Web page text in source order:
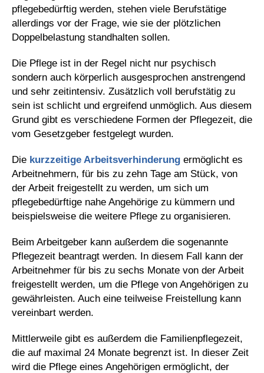
pflegebedürftig werden, stehen viele Berufstätige
allerdings vor der Frage, wie sie der plötzlichen
Doppelbelastung standhalten sollen.
Die Pflege ist in der Regel nicht nur psychisch
sondern auch körperlich ausgesprochen anstrengend
und sehr zeitintensiv. Zusätzlich voll berufstätig zu
sein ist schlicht und ergreifend unmöglich. Aus diesem
Grund gibt es verschiedene Formen der Pflegezeit, die
vom Gesetzgeber festgelegt wurden.
Die kurzzeitige Arbeitsverhinderung ermöglicht es
Arbeitnehmern, für bis zu zehn Tage am Stück, von
der Arbeit freigestellt zu werden, um sich um
pflegebedürftige nahe Angehörige zu kümmern und
beispielsweise die weitere Pflege zu organisieren.
Beim Arbeitgeber kann außerdem die sogenannte
Pflegezeit beantragt werden. In diesem Fall kann der
Arbeitnehmer für bis zu sechs Monate von der Arbeit
freigestellt werden, um die Pflege von Angehörigen zu
gewährleisten. Auch eine teilweise Freistellung kann
vereinbart werden.
Mittlerweile gibt es außerdem die Familienpflegezeit,
die auf maximal 24 Monate begrenzt ist. In dieser Zeit
wird die Pflege eines Angehörigen ermöglicht, der